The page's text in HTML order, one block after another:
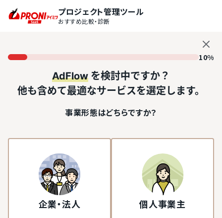
プロジェクト管理ツール
おすすめ比較・診断
10%
AdFlow を検討中ですか？
他も含めて最適なサービスを選定します。
事業形態はどちらですか？
企業・法人 個人事業主